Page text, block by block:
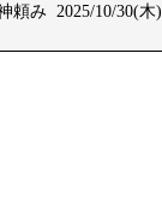
頼み 2025/10/30(木)